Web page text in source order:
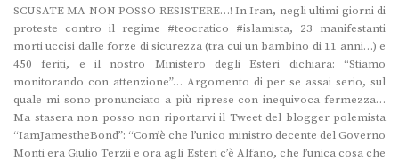
SCUSATE MA NON POSSO RESISTERE…! In Iran, negli ultimi giorni di
proteste contro il regime #teocratico #islamista, 23 manifestanti
morti uccisi dalle forze di sicurezza (tra cui un bambino di 11 anni…) e
450 feriti, e il nostro Ministero degli Esteri dichiara: “Stiamo
monitorando con attenzione”… Argomento di per se assai serio, sul
quale mi sono pronunciato a più riprese con inequivoca fermezza…
Ma stasera non posso non riportarvi il Tweet del blogger polemista
“IamJamestheBond”: “Com’è che l’unico ministro decente del Governo
Monti era Giulio Terzii e ora agli Esteri c’è Alfano, che l’unica cosa che